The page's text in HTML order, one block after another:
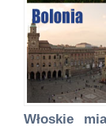
Włoskie